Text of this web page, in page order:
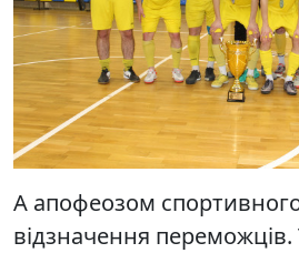
А апофеозом
відзначення переможців.